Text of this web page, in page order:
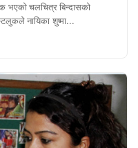
भएको चलचित्र बिन्दासको
नायिका शुष्मा...